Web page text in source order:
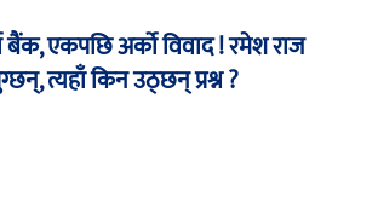
एकपछि अर्को विवाद ! रमेश राज
त्यहाँ किन उठ्छन् प्रश्न ?